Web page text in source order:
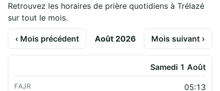
Retrouvez les horaires de prière quotidiens à Trélazé
sur tout le mois.
‹ Mois précédent Août 2026 Mois suivant ›
Samedi 1 Août
05:13